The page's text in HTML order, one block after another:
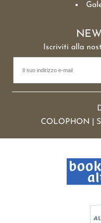
Iscriviti alla
COLOPHON